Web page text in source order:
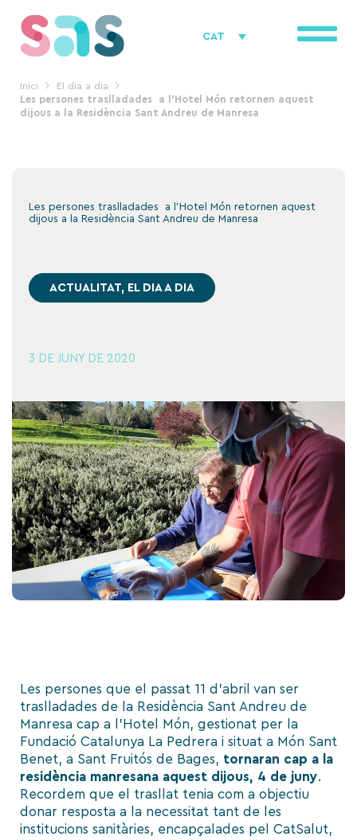
contingut
CAT
Inici
El dia a dia
Les persones traslladades a l’Hotel Món retornen aquest
dijous a la Residència Sant Andreu de Manresa
Les persones traslladades a l’Hotel Món retornen aquest
dijous a la Residència Sant Andreu de Manresa
ACTUALITAT, EL DIA A DIA
3 DE JUNY DE 2020
Les persones que el passat 11 d’abril van ser
traslladades de la Residència Sant Andreu de
Manresa cap a l’Hotel Món, gestionat per la
Fundació Catalunya La Pedrera i situat a Món Sant
Benet, a Sant Fruitós de Bages, tornaran cap a la
residència manresana aquest dijous, 4 de juny.
Recordem que el trasllat tenia com a objectiu
donar resposta a la necessitat tant de les
institucions sanitàries, encapçalades pel CatSalut,